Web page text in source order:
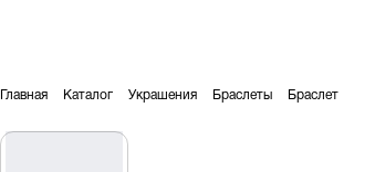
Главная Каталог Украшения Браслеты Браслет